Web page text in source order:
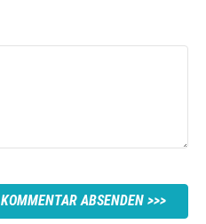
KOMMENTAR ABSENDEN